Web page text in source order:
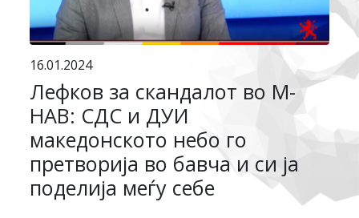
16.01.2024
Лефков за скандалот во М-
НАВ: СДС и ДУИ
македонското небо го
претворија во бавча и си ја
поделија меѓу себе